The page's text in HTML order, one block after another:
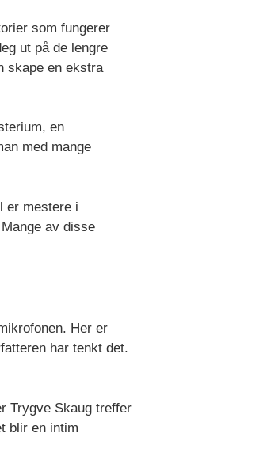
som fungerer
ut på de lengre
skape en ekstra
en
med mange
er mestere i
av disse
Her er
har tenkt det.
Trygve Skaug treffer
blir en intim